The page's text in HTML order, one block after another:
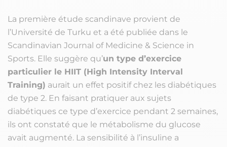
La première étude scandinave provient de
l’Université de Turku et a été publiée dans le
Scandinavian Journal of Medicine & Science in
Sports. Elle suggère qu’un type d’exercice
particulier le HIIT (High Intensity Interval
Training) aurait un effet positif chez les diabétiques
de type 2. En faisant pratiquer aux sujets
diabétiques ce type d’exercice pendant 2 semaines,
ils ont constaté que le métabolisme du glucose
avait augmenté. La sensibilité à l’insuline a